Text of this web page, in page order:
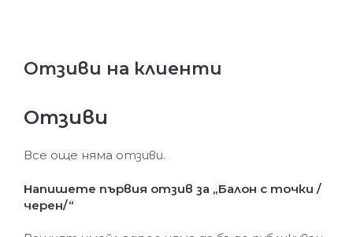
Отзиви на клиенти
Отзиви
Все още няма отзиви.
Напишете първия отзив за „Балон с точки /
черен/“